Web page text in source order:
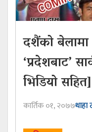
दशैंको
‘प्रदेशबाट’
भिडियो सहित]
कार्तिक ०१, २०७७थाहा